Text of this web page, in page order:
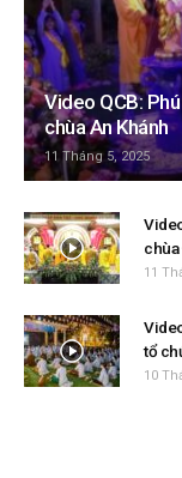
Video QCB:
chùa An Khánh
11 Tháng 5, 2025
chùa
11
tổ
10